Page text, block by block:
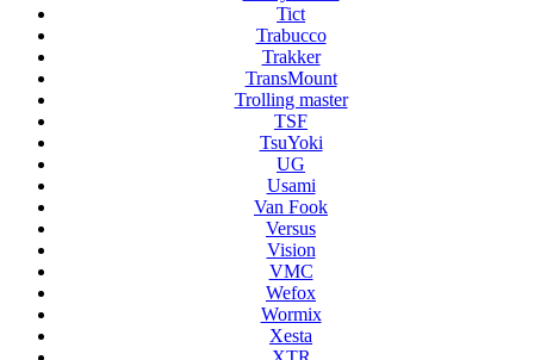
Tict
Trabucco
Trakker
TransMount
Trolling master
TSF
TsuYoki
UG
Usami
Van Fook
Versus
Vision
VMC
Wefox
Wormix
Xesta